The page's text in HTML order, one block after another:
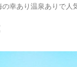
幸あり温泉ありで